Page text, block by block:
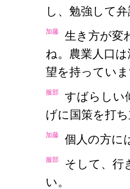
し、勉強して
加藤
生き方が変
ね。農業人口
望を持ってい
服部
すばらしい
げに国策を打
加藤 個人の方に
服部
そして、行
い。